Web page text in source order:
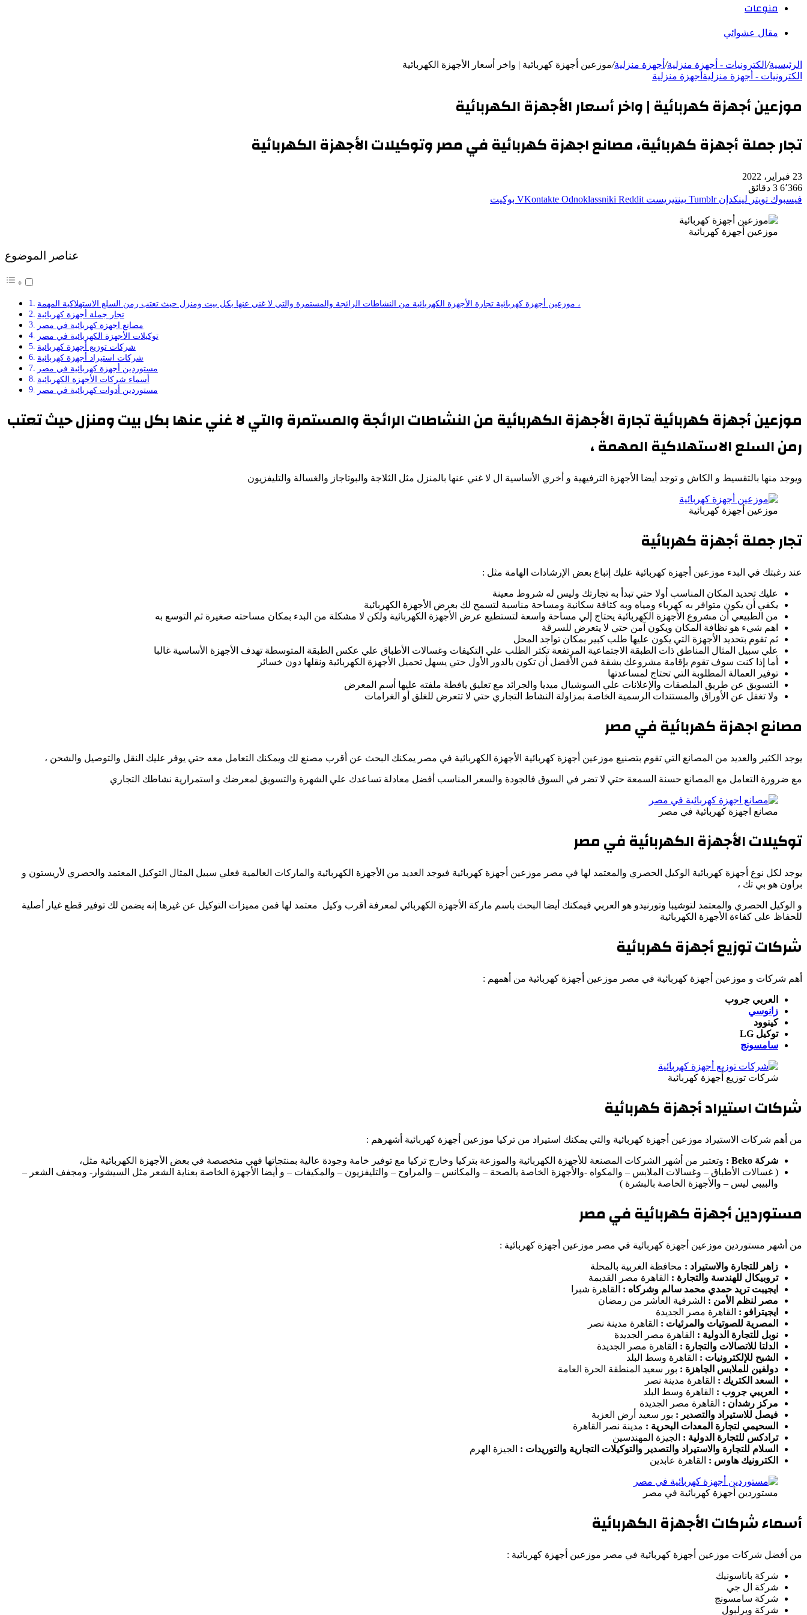
منوعات
مقال عشوائي
الرئيسية/ الكترونيات - أجهزة منزلية/ أجهزة منزلية/موزعين أجهزة كهربائية | واخر أسعار الأجهزة الكهربائية
الكترونيات - أجهزة منزلية أجهزة منزلية
موزعين أجهزة كهربائية | واخر أسعار الأجهزة الكهربائية
تجار جملة أجهزة كهربائية، مصانع اجهزة كهربائية في مصر وتوكيلات الأجهزة الكهربائية
23 فبراير، 2022
6٬366 3 دقائق
فيسبوك تويتر لينكدإن بينتيريست Odnoklassniki بوكيت
موزعين أجهزة كهربائية
عناصر الموضوع
موزعين أجهزة كهربائية تجارة الأجهزة الكهربائية من النشاطات الرائجة والمستمرة والتي لا غني عنها بكل بيت ومنزل حيث تعتب رمن السلع الاستهلاكية المهمة ،
تجار جملة أجهزة كهربائية
مصانع اجهزة كهربائية في مصر
توكيلات الأجهزة الكهربائية في مصر
شركات توزيع أجهزة كهربائية
شركات استيراد أجهزة كهربائية
مستوردين أجهزة كهربائية في مصر
أسماء شركات الأجهزة الكهربائية
مستوردين أدوات كهربائية في مصر
موزعين أجهزة كهربائيةتجارة الأجهزة الكهربائية من النشاطات الرائجة والمستمرة والتي لا غني عنها بكل بيت ومنزل حيث تعتب
رمن السلع الاستهلاكية المهمة ،
ويوجد منها بالتقسيط و الكاش و توجد أيضا الأجهزة الترفيهية و أخري الأساسية ال لا غني عنها بالمنزل مثل الثلاجة والبوتاجاز والغسالة والتليفزيون
موزعين أجهزة كهربائية
تجار جملة أجهزة كهربائية
عند رغبتك في البدء موزعين أجهزة كهربائية عليك إتباع بعض الإرشادات الهامة مثل :
عليك تحديد المكان المناسب أولا حتي تبدأ به تجارتك وليس له شروط معينة
يكفي أن يكون متوافر به كهرباء ومياه وبه كثافة سكانية ومساحة مناسبة لتسمح لك بعرض الأجهزة الكهربائية
من الطبيعي أن مشروع الأجهزة الكهربائية يحتاج إلي مساحة واسعة لتستطيع عرض الأجهزة الكهربائية ولكن لا مشكلة من البدء بمكان مساحته صغيرة ثم التوسع به
اهم شيء هو نظافة المكان ويكون آمن حتي لا يتعرض للسرقة
ثم تقوم بتحديد الأجهزة التي يكون عليها طلب كبير بمكان تواجد المحل
علي سبيل المثال المناطق ذات الطبقة الاجتماعية المرتفعة تكثر الطلب علي التكيفات وغسالات الأطباق علي عكس الطبقة المتوسطة تهدف الأجهزة الأساسية غالبا
أما إذا كنت سوف تقوم بإقامة مشروعك بشقة فمن الأفضل أن تكون بالدور الأول حتي يسهل تحميل الأجهزة الكهربائية ونقلها دون خسائر
توفير العمالة المطلوبة التي تحتاج لمساعدتها
التسويق عن طريق الملصقات والإعلانات علي السوشيال ميديا والجرائد مع تعليق يافطة ملفته عليها أسم المعرض
ولا تغفل عن الأوراق والمستندات الرسمية الخاصة بمزاولة النشاط التجاري حتي لا تتعرض للغلق أو الغرامات
مصانع اجهزة كهربائية في مصر
يوجد الكثير والعديد من المصانع التي تقوم بتصنيع موزعين أجهزة كهربائية الأجهزة الكهربائية في مصر يمكنك البحث عن أقرب مصنع لك ويمكنك التعامل معه حتي يوفر عليك النقل والتوصيل والشحن ،
مع ضرورة التعامل مع المصانع حسنة السمعة حتي لا تضر في السوق فالجودة والسعر المناسب أفضل معادلة تساعدك علي الشهرة والتسويق لمعرضك و استمرارية نشاطك التجاري
مصانع اجهزة كهربائية في مصر
توكيلات الأجهزة الكهربائية في مصر
يوجد لكل نوع أجهزة كهربائية الوكيل الحصري والمعتمد لها في مصر موزعين أجهزة كهربائية فيوجد العديد من الأجهزة الكهربائية والماركات العالمية فعلي سبيل المثال التوكيل المعتمد والحصري لأريستون و
براون هو بي تك ،
و الوكيل الحصري والمعتمد لتوشيبا وتورنيدو هو العربي فيمكنك أيضا البحث باسم ماركة الأجهزة الكهربائي لمعرفة أقرب وكيل معتمد لها فمن مميزات التوكيل عن غيرها إنه يضمن لك توفير قطع غيار أصلية
للحفاظ علي كفاءة الأجهزة الكهربائية
شركات توزيع أجهزة كهربائية
أهم شركات و موزعين أجهزة كهربائية في مصر موزعين أجهزة كهربائية من أهمهم :
العربي جروب
زانوسي
كينوود
توكيل LG
سامسونج
شركات توزيع أجهزة كهربائية
شركات استيراد أجهزة كهربائية
من أهم شركات الاستيراد موزعين أجهزة كهربائية والتي يمكنك استيراد من تركيا موزعين أجهزة كهربائية أشهرهم :
شركة Beko
: وتعتبر من أشهر الشركات المصنعة للأجهزة الكهربائية والموزعة بتركيا وخارج تركيا مع توفير خامة وجودة عالية بمنتجاتها فهي متخصصة في بعض الأجهزة الكهربائية مثل،
( غسالات الأطباق – وغسالات الملابس – والمكواه -والأجهزة الخاصة بالصحة – والمكانس – والمراوح – والتليفزيون – والمكيفات – و أيضا الأجهزة الخاصة بعناية الشعر مثل السيشوار- ومجفف الشعر –
والبيبي ليس – والأجهزة الخاصة بالبشرة )
مستوردين أجهزة كهربائية في مصر
من أشهر مستوردين موزعين أجهزة كهربائية في مصر موزعين أجهزة كهربائية :
زاهر للتجارة والاستيراد : محافظة الغربية بالمحلة
تروبيكال للهندسة والتجارة : القاهرة مصر القديمة
ايجيبت تريد حمدي محمد سالم وشركاه : القاهرة شبرا
مصر لنظم الأمن : الشرقية العاشر من رمضان
ايجيترافو : القاهرة مصر الجديدة
المصرية للصوتيات والمرئيات : القاهرة مدينة نصر
نوبل للتجارة الدولية : القاهرة مصر الجديدة
الدلتا للاتصالات والتجارة : القاهرة مصر الجديدة
الشبح للإلكترونيات : القاهرة وسط البلد
دولفين للملابس الجاهزة : بور سعيد المنطقة الحرة العامة
السعد الكتريك : القاهرة مدينة نصر
العريبي جروب : القاهرة وسط البلد
مركز رشدان : القاهرة مصر الجديدة
فيصل للاستيراد والتصدير : بور سعيد أرض العزبة
السحيمي لتجارة المعدات البحرية : مدينة نصر القاهرة
ترادكس للتجارة الدولية : الجيزة المهندسين
السلام للتجارة والاستيراد والتصدير والتوكيلات التجارية والتوريدات : الجيزة الهرم
الكترونيك هاوس : القاهرة عابدين
مستوردين أجهزة كهربائية في مصر
أسماء شركات الأجهزة الكهربائية
من أفضل شركات موزعين أجهزة كهربائية في مصر موزعين أجهزة كهربائية :
شركة باناسونيك
شركة ال جي
شركة سامسونج
شركة ويرلبول